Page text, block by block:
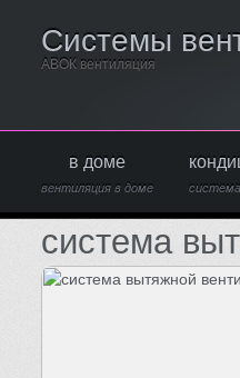
Системы
АВОК вентиляция
в доме
вентиляция в доме система
система